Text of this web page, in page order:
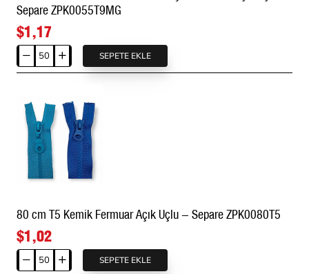
Separe ZPK0055T9MG
$1,17
Kemik
Fermuar
cm
T9
Metal
Diş
Görünümlü
Açık
-
Separe
ZPK0055T9MG
SEPETE EKLE
80 cm T5 Kemik Fermuar Açık Uçlu - Separe ZPK0080T5
$1,02
80
SEPETE EKLE